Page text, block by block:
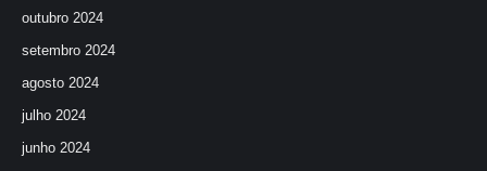
outubro 2024
setembro 2024
agosto 2024
julho 2024
junho 2024